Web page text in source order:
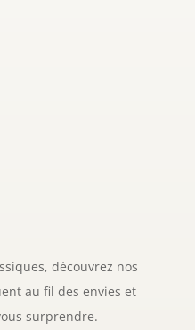
découvrez nos
au fil des envies et
surprendre.